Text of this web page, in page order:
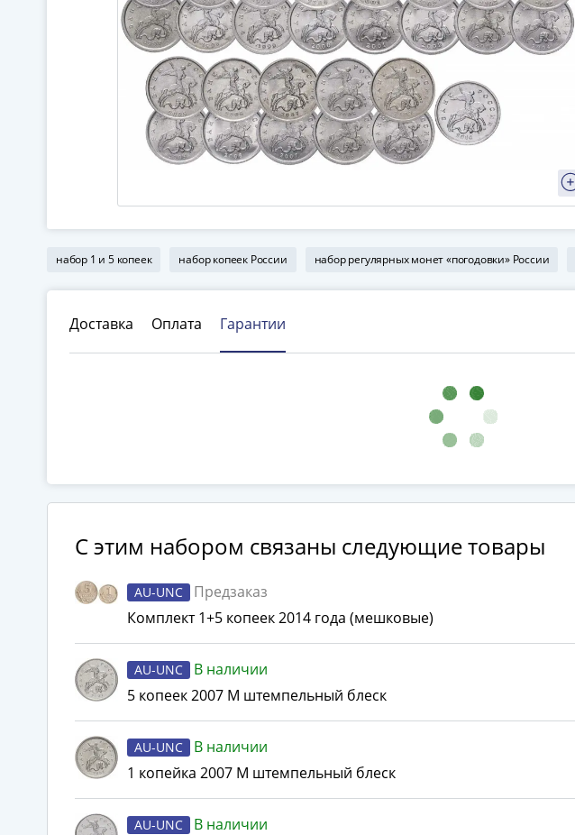
набор 1 и 5 копеек набор копеек России набор регулярных монет «погодовки» России
Доставка Оплата Гарантии
C этим набором связаны следующие товары
AU-UNC
Предзаказ
Комплект 1+5 копеек 2014 года (мешковые)
AU-UNC
В наличии
5 копеек 2007 М штемпельный блеск
AU-UNC
В наличии
1 копейка 2007 М штемпельный блеск
AU-UNC
В наличии